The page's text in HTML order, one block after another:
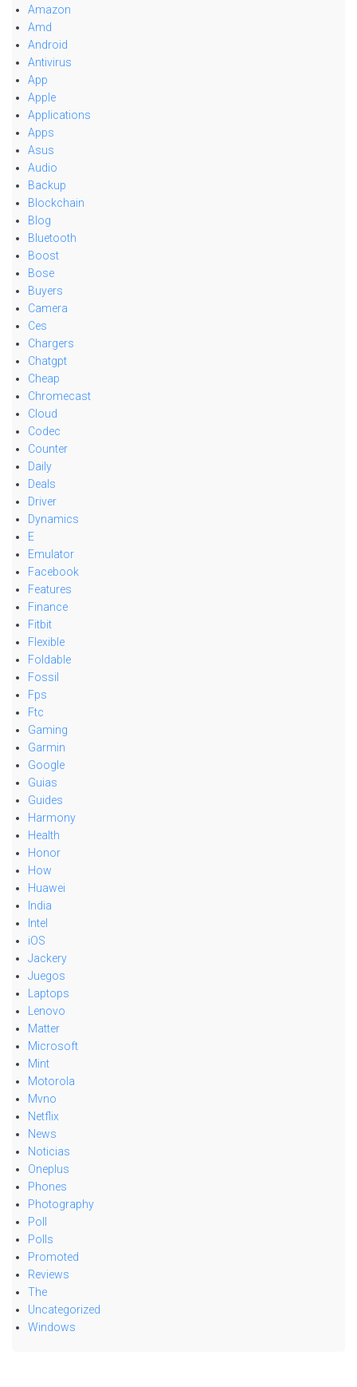
Amazon
Amd
Android
Antivirus
App
Apple
Applications
Apps
Asus
Audio
Backup
Blockchain
Blog
Bluetooth
Boost
Bose
Buyers
Camera
Ces
Chargers
Chatgpt
Cheap
Chromecast
Cloud
Codec
Counter
Daily
Deals
Driver
Dynamics
E
Emulator
Facebook
Features
Finance
Fitbit
Flexible
Foldable
Fossil
Fps
Ftc
Gaming
Garmin
Google
Guias
Guides
Harmony
Health
Honor
How
Huawei
India
Intel
iOS
Jackery
Juegos
Laptops
Lenovo
Matter
Microsoft
Mint
Motorola
Mvno
Netflix
News
Noticias
Oneplus
Phones
Photography
Poll
Polls
Promoted
Reviews
The
Uncategorized
Windows